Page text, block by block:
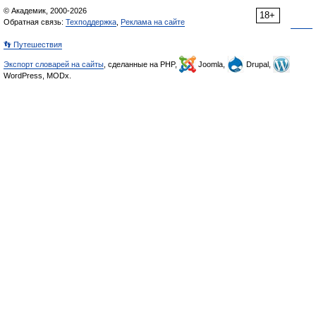
18+
© Академик, 2000-2026
Обратная связь: Техподдержка Реклама на сайте
👣 Путешествия
Экспорт словарей на сайты , сделанные на PHP, Joomla,
Drupal,
WordPress, MODx.